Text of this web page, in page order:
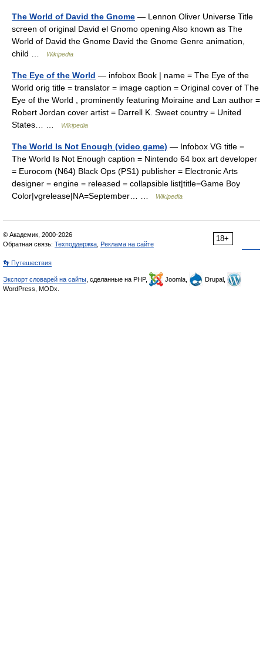
The World of David the Gnome — Lennon Oliver Universe Title
screen of original David el Gnomo opening Also known as The
World of David the Gnome David the Gnome Genre animation,
child …
Wikipedia
The Eye of the World — infobox Book | name = The Eye of the
World orig title = translator = image caption = Original cover of The
Eye of the World , prominently featuring Moiraine and Lan author =
Robert Jordan cover artist = Darrell K. Sweet country = United
States… …
Wikipedia
The World Is Not Enough (video game) — Infobox VG title =
The World Is Not Enough caption = Nintendo 64 box art developer
= Eurocom (N64) Black Ops (PS1) publisher = Electronic Arts
designer = engine = released = collapsible list|title=Game Boy
Color|vgrelease|NA=September… …
Wikipedia
18+
© Академик, 2000-2026
Обратная связь: Техподдержка Реклама на сайте
👣 Путешествия
Экспорт словарей на сайты , сделанные на PHP, Joomla,
Drupal,
WordPress, MODx.